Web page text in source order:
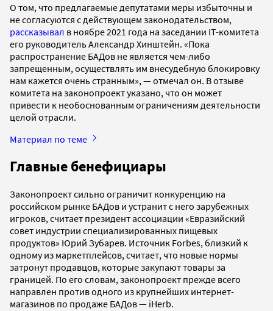
О том, что предлагаемые депутатами меры избыточны и
не согласуются с действующем законодательством,
рассказывал в ноябре 2021 года на заседании IТ-комитета
его руководитель Александр Хинштейн. «Пока
распространение БАДов не является чем-либо
запрещенным, осуществлять им внесудебную блокировку
нам кажется очень странным», — отмечал он. В отзыве
комитета на законопроект указано, что он может
привести к необоснованным ограничениям деятельности
целой отрасли.
Материал по теме
Главные бенефициары
Законопроект сильно ограничит конкуренцию на
российском рынке БАДов и устранит с него зарубежных
игроков, считает президент ассоциации «Евразийский
совет индустрии специализированных пищевых
продуктов» Юрий Зубарев. Источник Forbes, близкий к
одному из маркетплейсов, считает, что новые нормы
затронут продавцов, которые закупают товары за
границей. По его словам, законопроект прежде всего
направлен против одного из крупнейших интернет-
магазинов по продаже БАДов — iHerb.